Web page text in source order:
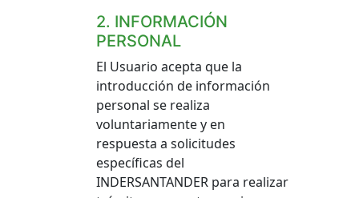
2. INFORMACIÓN
PERSONAL
El Usuario acepta que la
introducción de información
personal se realiza
voluntariamente y en
respuesta a solicitudes
específicas del
INDERSANTANDER para realizar